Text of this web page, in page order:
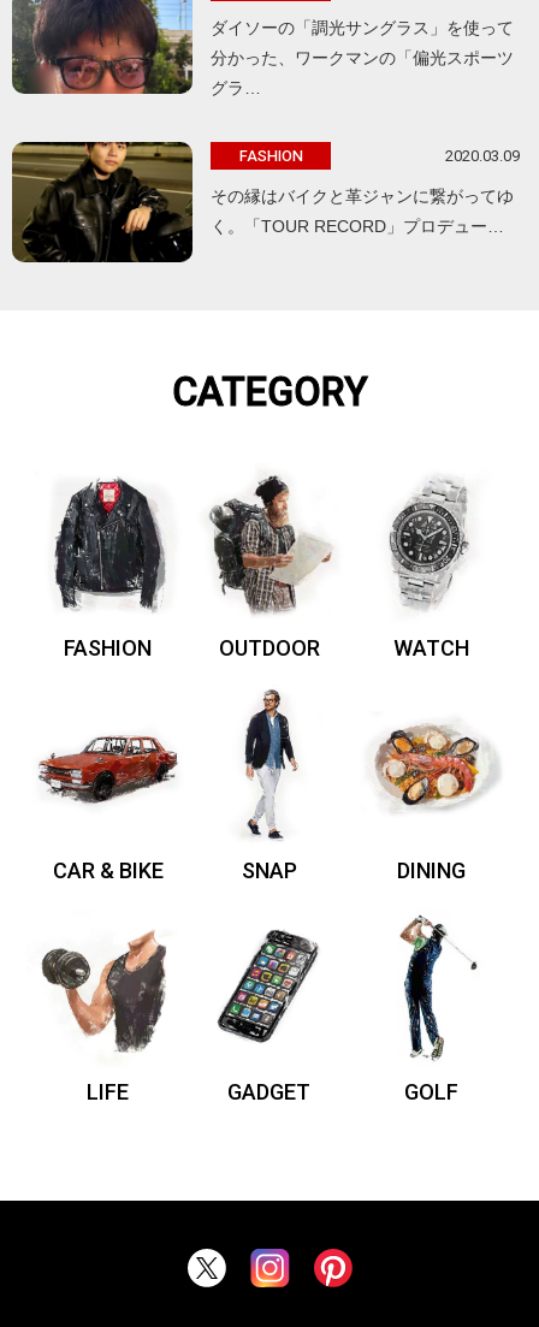
ダイソーの「調光サングラス」を使って
分かった、ワークマンの「偏光スポーツ
グラ…
FASHION 2020.03.09
その縁はバイクと革ジャンに繋がってゆ
く。「TOUR RECORD」プロデュー…
CATEGORY
FASHION OUTDOOR WATCH
CAR & BIKE SNAP DINING
LIFE GADGET GOLF